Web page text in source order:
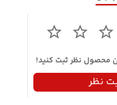
محصول نظر ثبت کنید!
نظر